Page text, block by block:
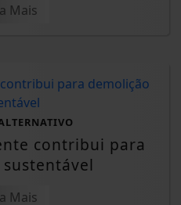
Mais
contribui para
Mais